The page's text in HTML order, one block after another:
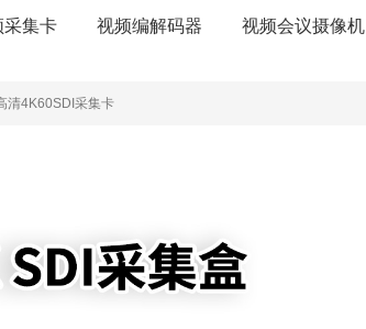
采集卡 视频编解码器 视频会议摄像机
清4K60SDI采集卡